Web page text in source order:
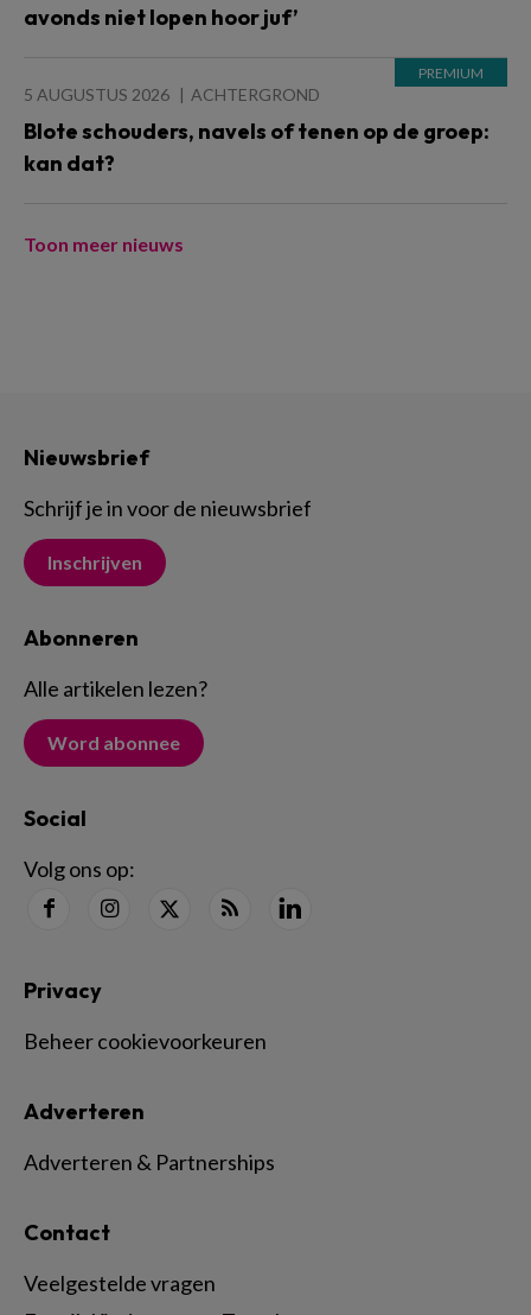
avonds niet lopen hoor juf’
5 AUGUSTUS 2026 ACHTERGROND
Blote schouders, navels of tenen op de groep:
kan dat?
Toon meer nieuws
Nieuwsbrief
Schrijf je in voor de nieuwsbrief
Inschrijven
Abonneren
Alle artikelen lezen?
Word abonnee
Social
Volg ons op:
Contact
Veelgestelde vragen
Adverteren
Adverteren & Partnerships
Privacy
Beheer cookievoorkeuren